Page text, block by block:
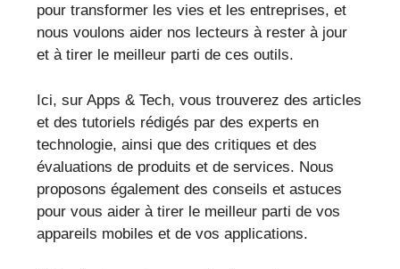
pour transformer les vies et les entreprises, et
nous voulons aider nos lecteurs à rester à jour
et à tirer le meilleur parti de ces outils.
Ici, sur Apps & Tech, vous trouverez des articles
et des tutoriels rédigés par des experts en
technologie, ainsi que des critiques et des
évaluations de produits et de services. Nous
proposons également des conseils et astuces
pour vous aider à tirer le meilleur parti de vos
appareils mobiles et de vos applications.